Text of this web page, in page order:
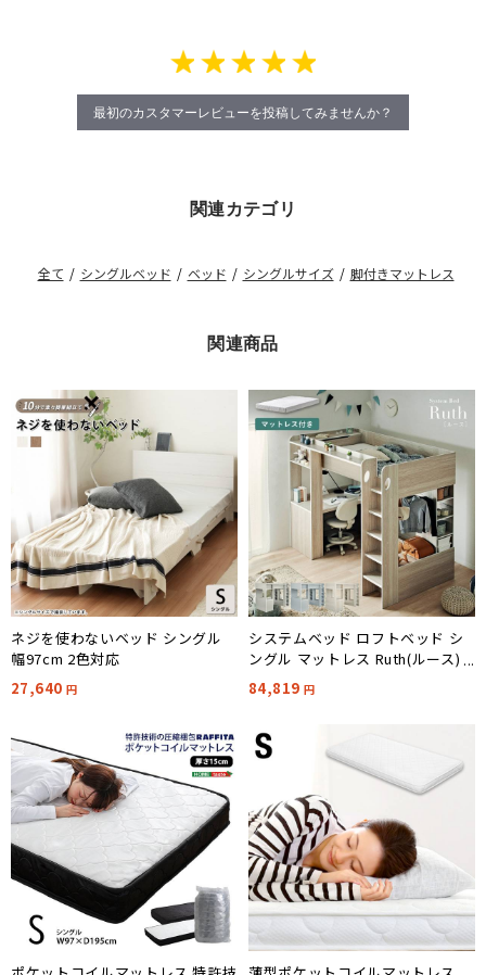
最初のカスタマーレビューを投稿してみませんか？
関連カテゴリ
全て / シングルベッド / ベッド / シングルサイズ / 脚付きマットレス
関連商品
ネジを使わないベッド シングル
幅97cm 2色対応
27,640 円
システムベッド ロフトベッド シ
ングル マットレス Ruth(ルース) 3
色対応 + Unity(ユニティ) ホワイ
ト
84,819 円